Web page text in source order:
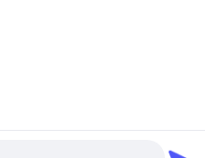
Alle rechten voorbehouden.